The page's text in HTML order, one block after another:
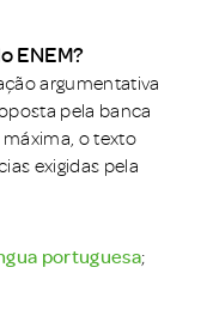
ENEM?
argumentativa
pela banca
máxima, o texto
exigidas pela
portuguesa;